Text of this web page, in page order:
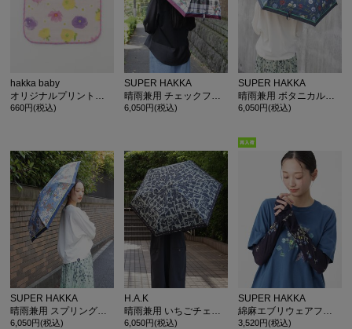
hakka baby
660円(税込)
SUPER HAKKA
6,050円(税込)
SUPER HAKKA
晴雨兼用 ボタニカルフラワープリント折りたたみ傘 遮光率99.9% ケース付き
6,050円(税込)
SUPER HAKKA
晴雨兼用 スプリングフラワープリント折りたたみ傘 遮光率99.9% ケース付き
6,050円(税込)
H.A.K
晴雨兼用 いちごチェックプリント折りたたみ傘 遮光率99.9% ケース付き
6,050円(税込)
SUPER HAKKA
綿麻エブリウェアフラワージャカードアームカバー(デオドラント加工)
3,520円(税込)